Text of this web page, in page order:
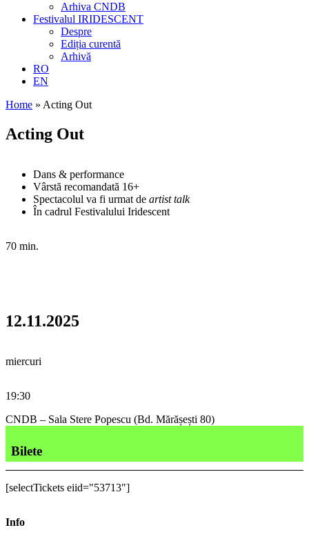
Arhiva CNDB
Festivalul IRIDESCENT
Despre
Ediția curentă
Arhivă
RO
EN
Home » Acting Out
Acting Out
Dans & performance
Vârstă recomandată 16+
Spectacolul va fi urmat de artist talk
În cadrul Festivalului Iridescent
70 min.
12.11.2025
miercuri
19:30
CNDB – Sala Stere Popescu (Bd. Mărășești 80)
Bilete
[selectTickets eiid="53713"]
Info